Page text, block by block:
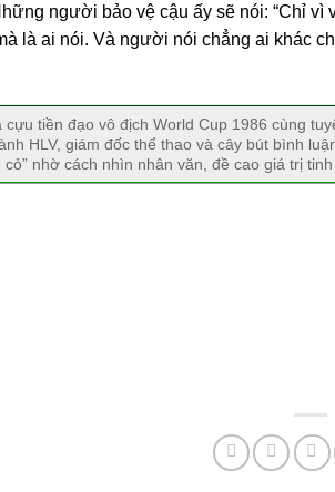
người bảo vệ cậu ấy sẽ nói: “Chỉ
là ai nói. Và người nói chẳng ai khác
cựu tiền đạo vô địch World Cup 1986 cùng
HLV, giám đốc thể thao và cây bút bình
nhờ cách nhìn nhân văn, đề cao giá trị